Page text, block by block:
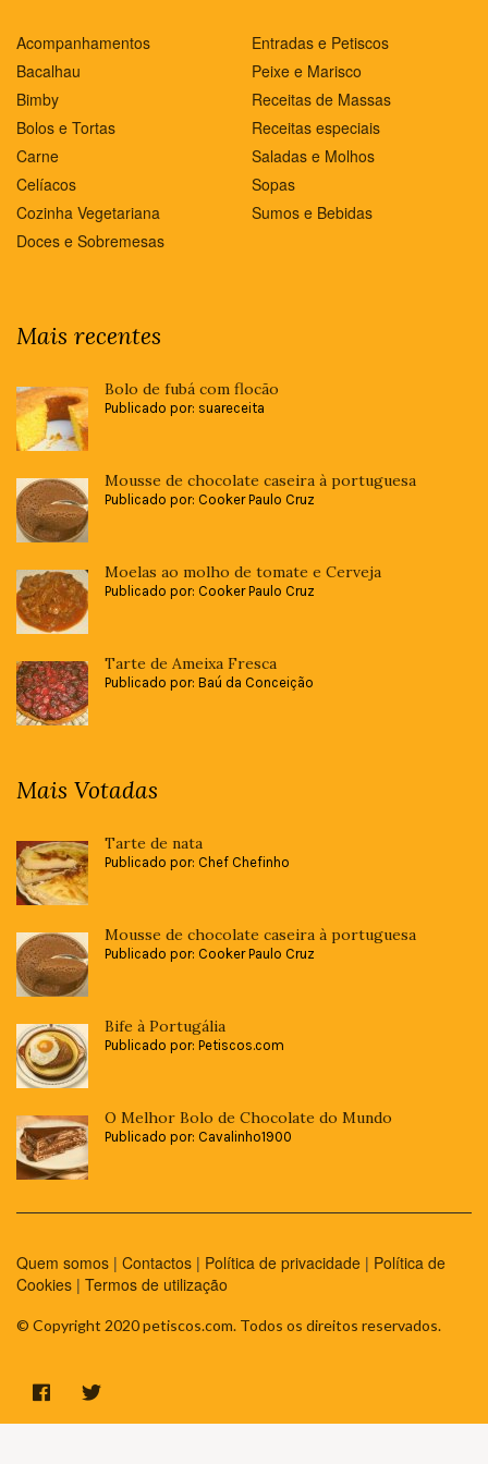
Acompanhamentos
Bacalhau
Bimby
Bolos e Tortas
Carne
Celíacos
Cozinha Vegetariana
Doces e Sobremesas
Entradas e Petiscos
Peixe e Marisco
Receitas de Massas
Receitas especiais
Saladas e Molhos
Sopas
Sumos e Bebidas
Mais recentes
Bolo de fubá com flocão
Publicado por: suareceita
Mousse de chocolate caseira à portuguesa
Publicado por: Cooker Paulo Cruz
Moelas ao molho de tomate e Cerveja
Publicado por: Cooker Paulo Cruz
Tarte de Ameixa Fresca
Publicado por: Baú da Conceição
Mais Votadas
Tarte de nata
Publicado por: Chef Chefinho
Mousse de chocolate caseira à portuguesa
Publicado por: Cooker Paulo Cruz
Bife à Portugália
Publicado por: Petiscos.com
O Melhor Bolo de Chocolate do Mundo
Publicado por: Cavalinho1900
Quem somos | Contactos | Política de privacidade | Política de
Cookies | Termos de utilização
© Copyright 2020 petiscos.com. Todos os direitos reservados.